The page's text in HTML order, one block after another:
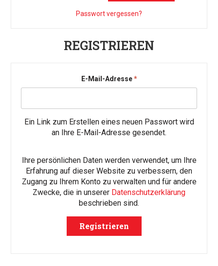
Passwort vergessen?
REGISTRIEREN
E-Mail-Adresse*Erforderlich
Ein Link zum Erstellen eines neuen Passwort wird
an Ihre E-Mail-Adresse gesendet.
Ihre persönlichen Daten werden verwendet, um Ihre
Erfahrung auf dieser Website zu verbessern, den
Zugang zu Ihrem Konto zu verwalten und für andere
Zwecke, die in unserer Datenschutzerklärung
beschrieben sind.
Registrieren